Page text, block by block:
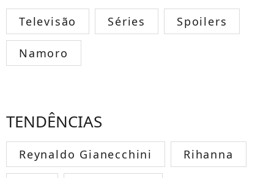
Televisão Séries Spoilers
Namoro
TENDÊNCIAS
Reynaldo Gianecchini Rihanna